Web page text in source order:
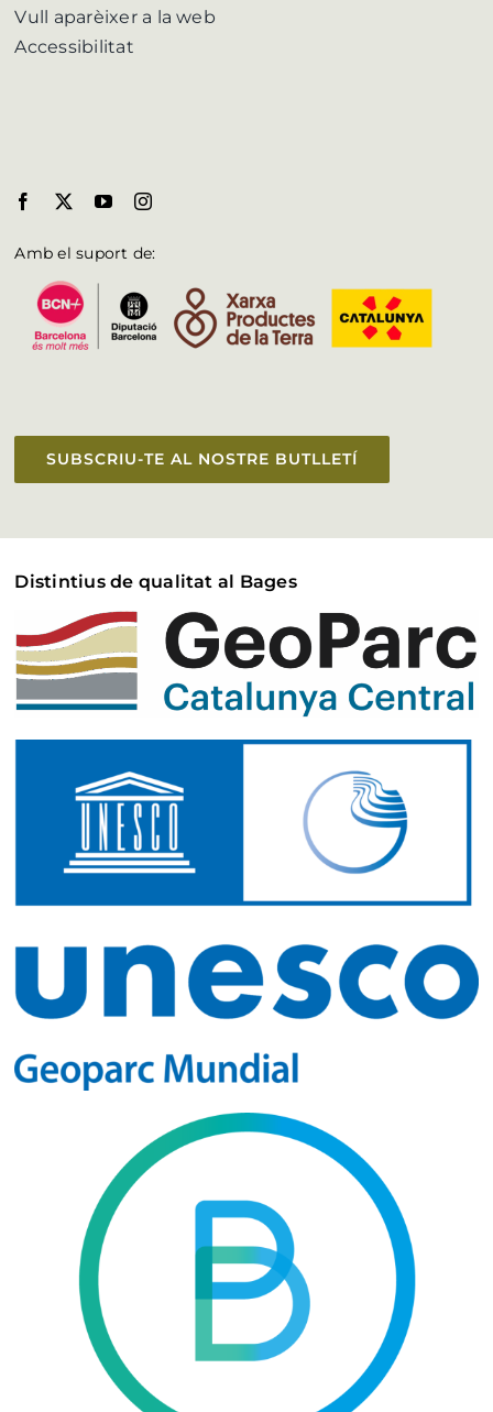
Vull aparèixer a la web
Accessibilitat
Amb el suport de:
SUBSCRIU-TE AL NOSTRE BUTLLETÍ
Distintius de qualitat al Bages